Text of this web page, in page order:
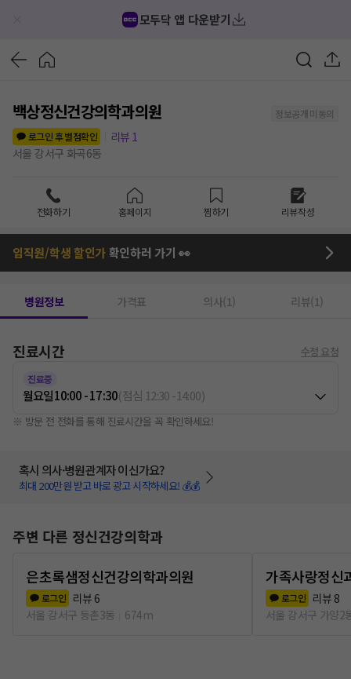
모두닥 앱 다운받기
백상정신건강의학과의원
정보공개 미동의
로그인 후 별점확인
리뷰 1
서울 강서구 화곡6동
전화하기 홈페이지 찜하기 리뷰작성
임직원/학생 할인가확인하러 가기 👀
병원정보 가격표 의사(1) 리뷰(1)
진료시간 수정 요청
진료중
월요일10:00 - 17:30(점심 12:30-14:00)
※ 방문 전 전화를 통해 진료시간을 꼭 확인하세요!
혹시 의사·병원관계자 이신가요?
최대 200만원 받고 바로 광고 시작하세요! 💰💰
주변 다른 정신건강의학과
은초록샘정신건강의학과의원
로그인 리뷰 6
서울 강서구 등촌3동
674m
가족사랑정신
로그인 리뷰 8
서울 강서구 가양2